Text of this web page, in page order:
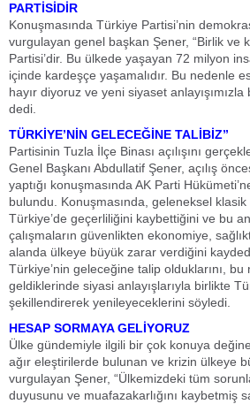
PARTİSİDİR
Konuşmasında Türkiye Partisi’nin
vurgulayan genel başkan Şener, “Birlik ve
Partisi’dir. Bu ülkede yaşayan 72 milyon
içinde kardeşçe yaşamalıdır. Bu nedenle
hayır diyoruz ve yeni siyaset anlayışımızla
dedi.
TÜRKİYE’NİN GELECEĞİNE TALİBİZ”
Partisinin Tuzla İlçe Binası açılışını
Genel Başkanı Abdullatif Şener, açılış
yaptığı konuşmasında AK Parti
bulundu. Konuşmasında, geleneksel klasik
Türkiye’de geçerliliğini kaybettiğini ve bu
çalışmaların güvenlikten ekonomiye,
alanda ülkeye büyük zarar verdiğini
Türkiye’nin geleceğine talip olduklarını,
geldiklerinde siyasi anlayışlarıyla birlikte
şekillendirerek yenileyeceklerini söyledi.
HESAP SORMAYA GELİYORUZ
Ülke gündemiyle ilgili bir çok konuya
ağır eleştirilerde bulunan ve krizin ülkeye
vurgulayan Şener, “Ülkemizdeki tüm
duyusunu ve muafazakarlığını kaybetmiş